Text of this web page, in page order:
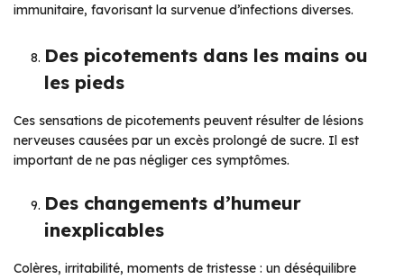
immunitaire, favorisant la survenue d’infections diverses.
Des picotements dans les mains ou
les pieds
Ces sensations de picotements peuvent résulter de lésions
nerveuses causées par un excès prolongé de sucre. Il est
important de ne pas négliger ces symptômes.
Des changements d’humeur
inexplicables
Colères, irritabilité, moments de tristesse : un déséquilibre